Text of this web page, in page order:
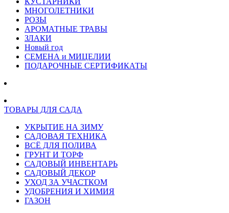
МНОГОЛЕТНИКИ
РОЗЫ
АРОМАТНЫЕ ТРАВЫ
ЗЛАКИ
Новый год
СЕМЕНА и МИЦЕЛИИ
ПОДАРОЧНЫЕ СЕРТИФИКАТЫ
ТОВАРЫ ДЛЯ САДА
УКРЫТИЕ НА ЗИМУ
САДОВАЯ ТЕХНИКА
ВСЁ ДЛЯ ПОЛИВА
ГРУНТ И ТОРФ
САДОВЫЙ ИНВЕНТАРЬ
САДОВЫЙ ДЕКОР
УХОД ЗА УЧАСТКОМ
УДОБРЕНИЯ И ХИМИЯ
ГАЗОН